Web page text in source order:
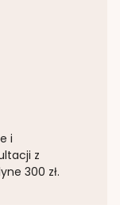
i
z
300 zł.